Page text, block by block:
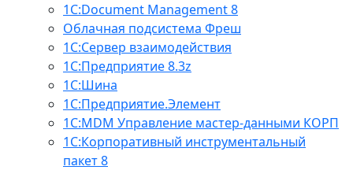
1С:Document Management 8
Облачная подсистема Фреш
1С:Сервер взаимодействия
1С:Предприятие 8.3z
1С:Шина
1С:Предприятие.Элемент
1С:MDM Управление мастер-данными КОРП
1С:Корпоративный инструментальный
пакет 8